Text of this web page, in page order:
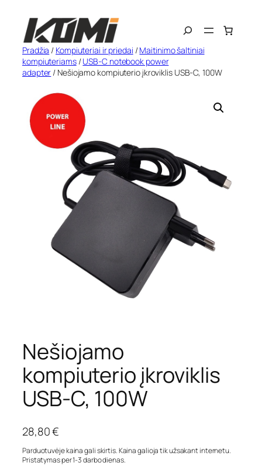
turinio
Search
Pradžia / Kompiuteriai ir priedai /Maitinimo šaltiniai
kompiuteriams/USB-C notebook power
adapter / Nešiojamo kompiuterio įkroviklis USB-C, 100W
Nešiojamo
kompiuterio įkroviklis
USB-C, 100W
28,80€
Parduotuvėje kaina gali skirtis. Kaina galioja tik užsakant internetu.
Pristatymas per 1-3 darbo dienas.